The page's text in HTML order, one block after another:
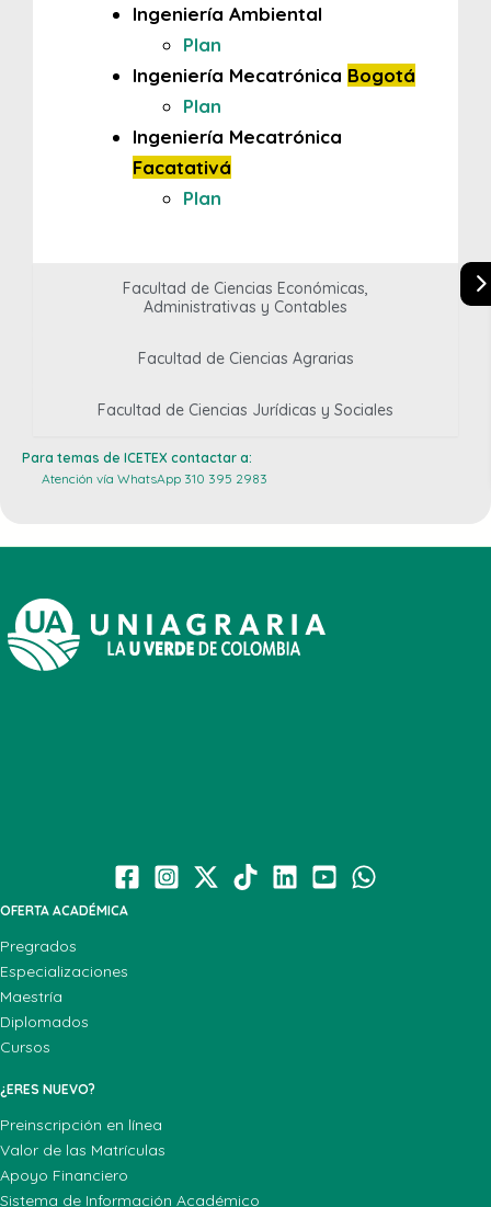
Facultad de Ciencias Económicas,
Administrativas y Contables
Facultad de Ciencias Agrarias
Facultad de Ciencias Jurídicas y Sociales
Ingeniería Ambiental
Plan
Ingeniería Mecatrónica Bogotá
Plan
Ingeniería Mecatrónica
Facatativá
Plan
Para temas de ICETEX contactar a:
Atención vía WhatsApp 310 395 2983
OFERTA ACADÉMICA
Pregrados
Especializaciones
Maestría
Diplomados
Cursos
¿ERES NUEVO?
Preinscripción en línea
Valor de las Matrículas
Apoyo Financiero
Sistema de Información Académico